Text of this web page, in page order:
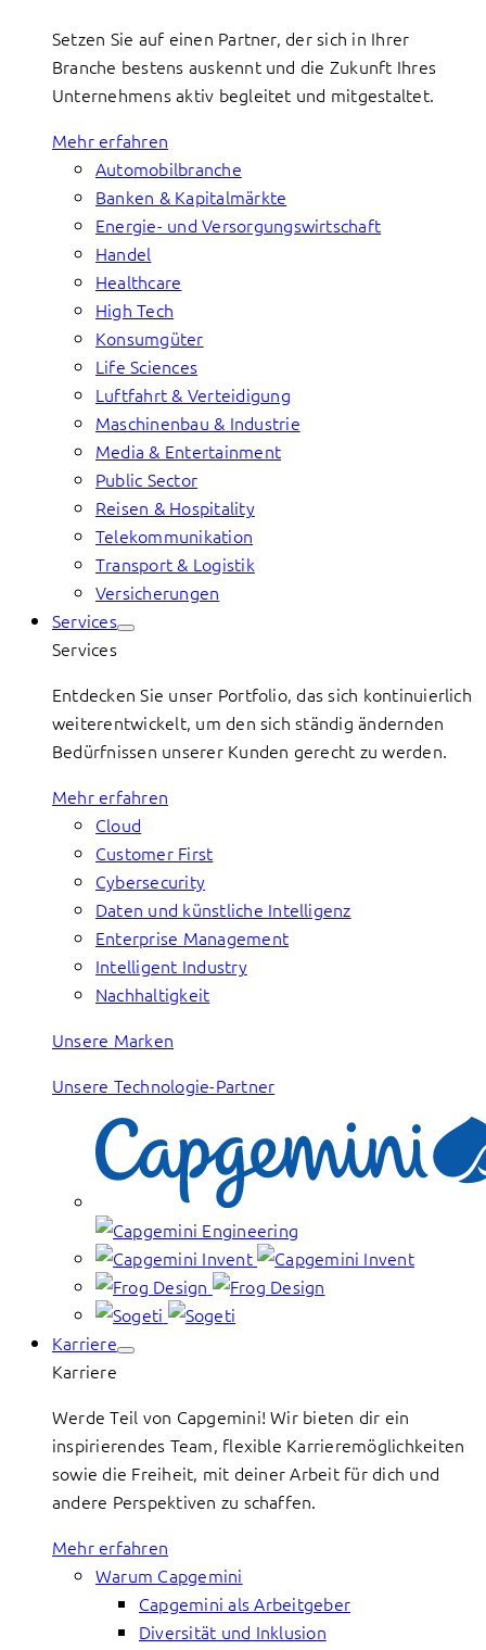
Setzen Sie auf einen Partner, der sich in Ihrer
Branche bestens auskennt und die Zukunft Ihres
Unternehmens aktiv begleitet und mitgestaltet.
Mehr erfahren
Automobilbranche
Banken & Kapitalmärkte
Energie- und Versorgungswirtschaft
Handel
Healthcare
High Tech
Konsumgüter
Life Sciences
Luftfahrt & Verteidigung
Maschinenbau & Industrie
Media & Entertainment
Public Sector
Reisen & Hospitality
Telekommunikation
Transport & Logistik
Versicherungen
Services
Services
Entdecken Sie unser Portfolio, das sich kontinuierlich
weiterentwickelt, um den sich ständig ändernden
Bedürfnissen unserer Kunden gerecht zu werden.
Mehr erfahren
Cloud
Customer First
Cybersecurity
Daten und künstliche Intelligenz
Enterprise Management
Intelligent Industry
Nachhaltigkeit
Unsere Marken
Unsere Technologie-Partner
Karriere
Karriere
Werde Teil von Capgemini! Wir bieten dir ein
inspirierendes Team, flexible Karrieremöglichkeiten
sowie die Freiheit, mit deiner Arbeit für dich und
andere Perspektiven zu schaffen.
Mehr erfahren
Warum Capgemini
Capgemini als Arbeitgeber
Diversität und Inklusion